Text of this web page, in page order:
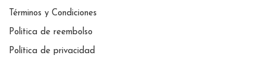
Términos y Condiciones
Politica de reembolso
Política de privacidad